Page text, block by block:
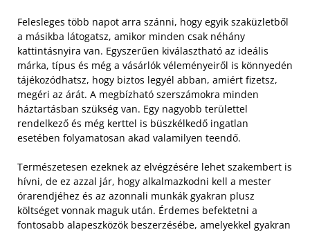
Felesleges több napot arra szánni, hogy egyik szaküzletből
a másikba látogatsz, amikor minden csak néhány
kattintásnyira van. Egyszerűen kiválasztható az ideális
márka, típus és még a vásárlók véleményeiről is könnyedén
tájékozódhatsz, hogy biztos legyél abban, amiért fizetsz,
megéri az árát. A megbízható szerszámokra minden
háztartásban szükség van. Egy nagyobb területtel
rendelkező és még kerttel is büszkélkedő ingatlan
esetében folyamatosan akad valamilyen teendő.
Természetesen ezeknek az elvégzésére lehet szakembert is
hívni, de ez azzal jár, hogy alkalmazkodni kell a mester
órarendjéhez és az azonnali munkák gyakran plusz
költséget vonnak maguk után. Érdemes befektetni a
fontosabb alapeszközök beszerzésébe, amelyekkel gyakran